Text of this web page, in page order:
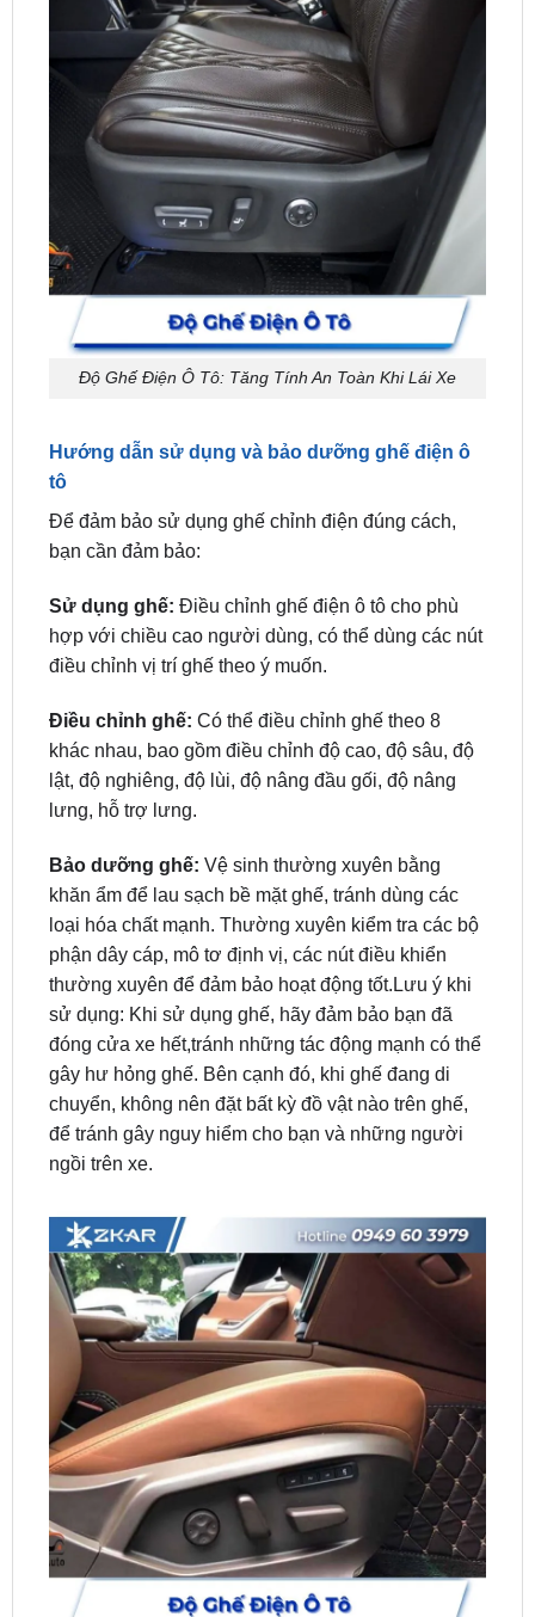
Độ Ghế Điện Ô Tô: Tăng Tính An Toàn Khi Lái Xe
Hướng dẫn sử dụng và bảo dưỡng ghế điện ô
Để đảm bảo sử dụng ghế chỉnh điện đúng cách,
bạn cần đảm bảo:
Sử dụng ghế:Điều chỉnh ghế điện ô tô cho phù
điều chỉnh vị trí ghế theo ý muốn.
Điều chỉnh ghế:Có thể điều chỉnh ghế theo 8
lật, độ nghiêng, độ lùi, độ nâng đầu gối, độ nâng
lưng, hỗ trợ lưng.
Bảo dưỡng ghế:
loại hóa chất mạnh. Thường xuyên kiểm tra các bộ
phận dây cáp, mô tơ định vị, các nút điều khiển
thường xuyên để đảm bảo hoạt động tốt.Lưu ý khi
sử dụng: Khi sử dụng ghế, hãy đảm bảo bạn đã
đóng cửa xe hết,tránh những tác động mạnh có thể
gây hư hỏng ghế. Bên cạnh đó, khi ghế đang di
chuyển, không nên đặt bất kỳ đồ vật nào trên ghế,
để tránh gây nguy hiểm cho bạn và những người
ngồi trên xe.
Độ Ghế Điện Ô Tô: Tăng Tính An Toàn Khi Lái Xe